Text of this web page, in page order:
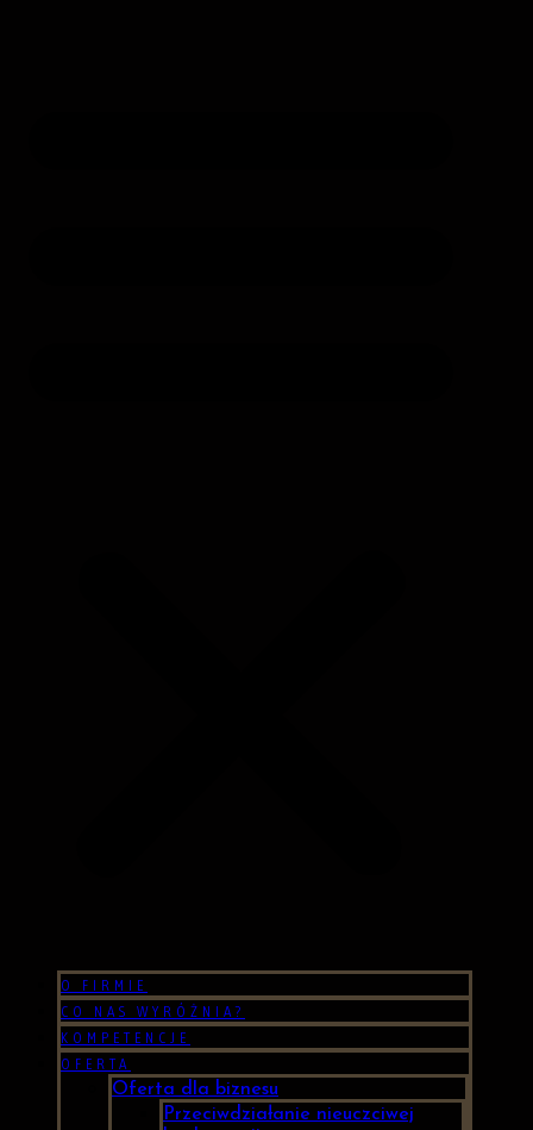
O FIRMIE
CO NAS WYRÓŻNIA?
KOMPETENCJE
OFERTA
Oferta dla biznesu
Przeciwdziałanie nieuczciwej